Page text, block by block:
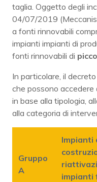
taglia. Oggetto degli
04/07/2019
a fonti rinnovabili
impianti impianti di
fonti rinnovabili di
In particolare, il
che possono accedere
in base alla tipologia,
alla categoria di
Gruppo
A
Impianti
impianti